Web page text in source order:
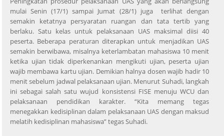
mulai Senin (17/1) sampai Jumat (28/1) juga terlihat dengan
semakin ketatnya persyaratan ruangan dan tata tertib yang
berlaku. Satu kelas untuk pelaksanaan UAS maksimal diisi 40
peserta. Beberapa peraturan diterapkan untuk menjadikan UAS
semakin berwibawa, misalnya keterlambatan mahasiswa 10 menit
ketika ujian tidak diperkenankan mengikuti ujian, peserta ujian
wajib membawa kartu ujian. Demikian halnya dosen wajib hadir 10
menit sebelum jadwal pelaksanaan ujian. Menurut Suhadi, langkah
ini sebagai salah satu wujud konsistensi FISE menuju WCU dan
pelaksanaan pendidikan karakter. “Kita memang tegas
menegakkan kedisiplinan dalam pelaksanaan UAS dengan maksud
melatih kedisiplinan mahasiswa” tegas Suhadi.